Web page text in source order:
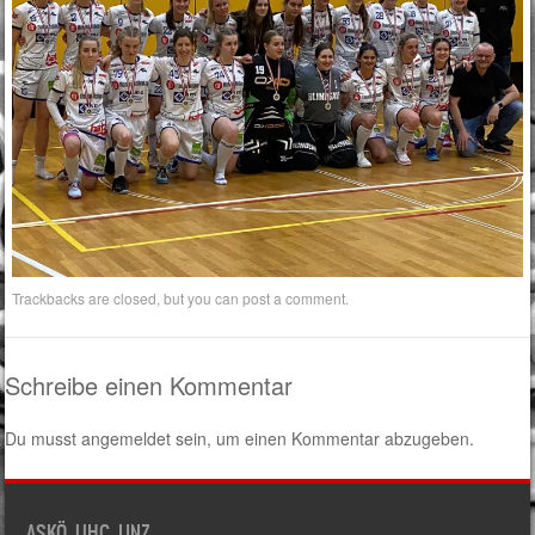
Trackbacks are closed, but you canpost a comment
Schreibe einen Kommentar
Du musstangemeldet sein, um einen Kommentar abzugeben.